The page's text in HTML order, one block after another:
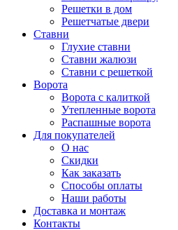
Решетки в дом
Решетчатые двери
Ставни
Глухие ставни
Ставни жалюзи
Ставни с решеткой
Ворота
Ворота с калиткой
Утепленные ворота
Распашные ворота
Для покупателей
О нас
Скидки
Как заказать
Способы оплаты
Наши работы
Доставка и монтаж
Контакты